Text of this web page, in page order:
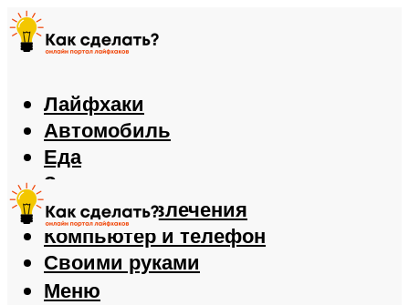
Лайфхаки
Автомобиль
Еда
Здоровье
Игры и развлечения
Компьютер и телефон
Своими руками
Меню